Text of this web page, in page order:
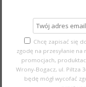
Chcę zapisać się
zgodę na przesyłanie
promocjach,
Wrony-Bogacz, ul. Piltza
będę mógł wycofać